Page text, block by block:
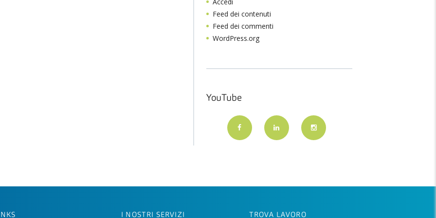
Feed dei contenuti
Feed dei commenti
WordPress.org
YouTube
I NOSTRI SERVIZI TROVA LAVORO